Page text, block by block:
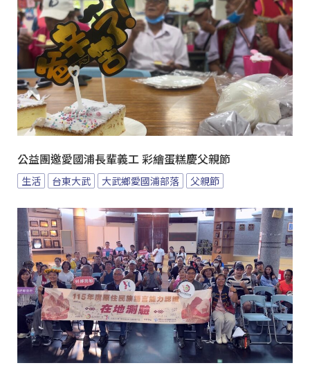
公益團邀愛國浦長輩義工 彩繪蛋糕慶父親節
生活 台東大武 大武鄉愛國浦部落 父親節